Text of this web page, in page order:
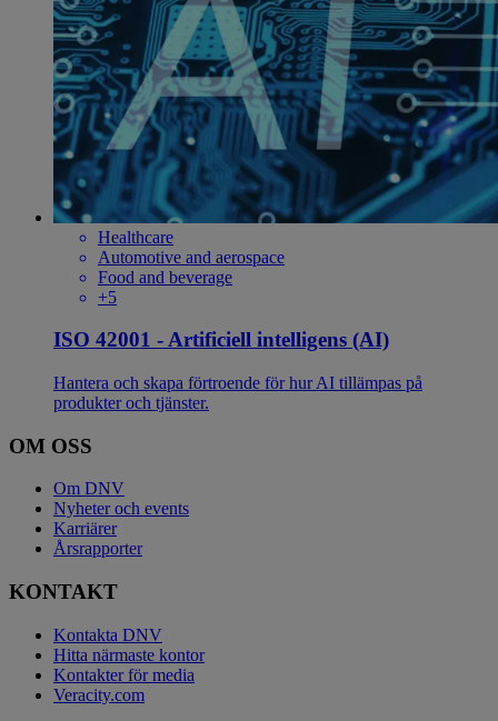
Healthcare
Automotive and aerospace
Food and beverage
+5
ISO 42001 - Artificiell intelligens (AI)
Hantera och skapa förtroende för hur AI tillämpas på
produkter och tjänster.
OM OSS
Om DNV
Nyheter och events
Karriärer
Årsrapporter
KONTAKT
Kontakta DNV
Hitta närmaste kontor
Kontakter för media
Veracity.com